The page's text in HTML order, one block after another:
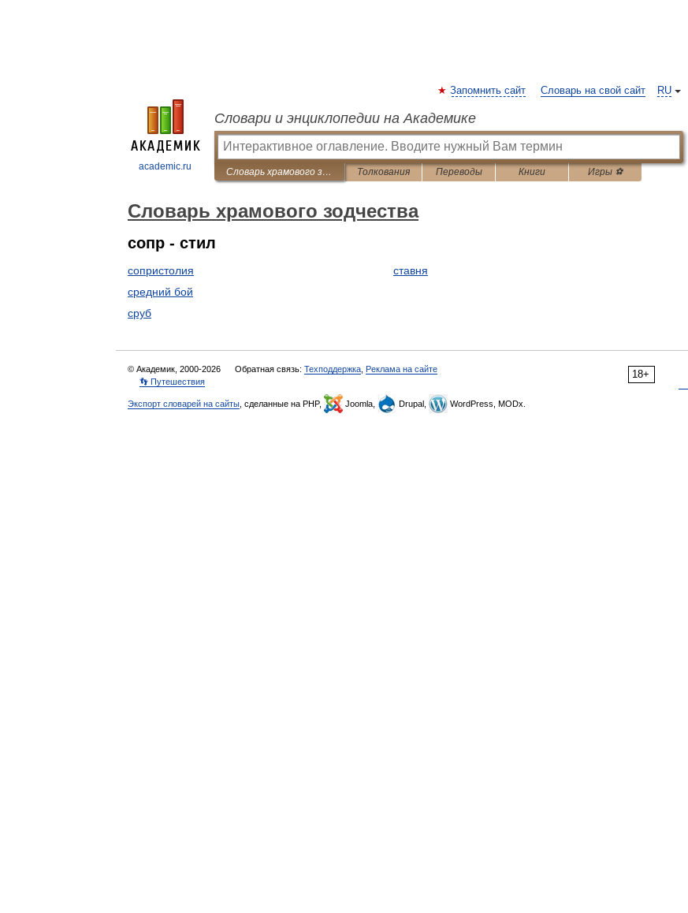
academic.ru
RU
Запомнить сайт Словарь на свой сайт
Словари и энциклопедии на Академике
Словарь храмового зодчества Толкования Переводы Книги Игры ⚽
Словарь храмового зодчества
сопр - стил
сопристолия
средний бой
сруб
ставня
18+
© Академик, 2000-2026 Обратная связь: Техподдержка Реклама на сайте
👣 Путешествия
Экспорт словарей на сайты , сделанные на PHP, Joomla, Drupal, WordPress, MODx.